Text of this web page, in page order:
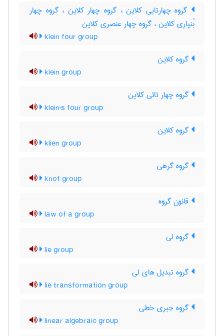
گروه چهارتایی کلاین ، گروه چهار کلاین ، گروه چهار
بُنپاری کلاین ، گروه چهار عنصری کلاین
klein four group
گروه کلاین
klein group
گروه چهار تائی کلاین
klein's four group
گروه کلاین
klien group
گروه گرهی
knot group
قانون گروه
law of a group
گروه لی
lie group
گروه تبدیل های لی
lie transformation group
گروه جبری خطی
linear algebraic group